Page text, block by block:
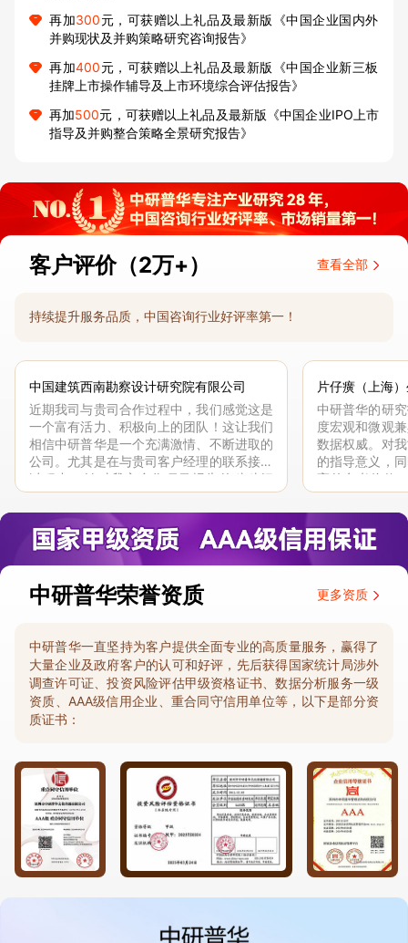
再加300元，可获赠以上礼品及最新版《中国企业国内外
并购现状及并购策略研究咨询报告》
再加400元，可获赠以上礼品及最新版《中国企业新三板
挂牌上市操作辅导及上市环境综合评估报告》
再加500元，可获赠以上礼品及最新版《中国企业IPO上市
指导及并购整合策略全景研究报告》
客户评价（2万+） 查看全部
持续提升服务品质，中国咨询行业好评率第一！
中国建筑西南勘察设计研究院有限公司
近期我司与贵司合作过程中，我们感觉这是
一个富有活力、积极向上的团队！这让我们
相信中研普华是一个充满激情、不断进取的
公司。尤其是在与贵司客户经理的联系接洽
过程中，针对我方合作项目报告的种种细
节，及时细致缜密地协助与项目部沟通、探
讨和完善...
片仔癀（上海
中研普华的研
度宏观和微观
数据权威。对
的指导意义，
高的参考价值
体化”服务和行
司继续...
中研普华荣誉资质 更多资质
中研普华一直坚持为客户提供全面专业的高质量服务，赢得了
大量企业及政府客户的认可和好评，先后获得国家统计局涉外
调查许可证、投资风险评估甲级资格证书、数据分析服务一级
资质、AAA级信用企业、重合同守信用单位等，以下是部分资
质证书：